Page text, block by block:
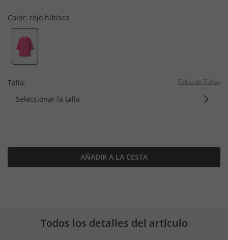
Color: rojo hibisco
Talla: Tabla de Tallas
Seleccionar la talla
AÑADIR A LA CESTA
Todos los detalles del artículo